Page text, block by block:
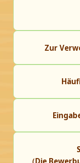
Zur
（Die